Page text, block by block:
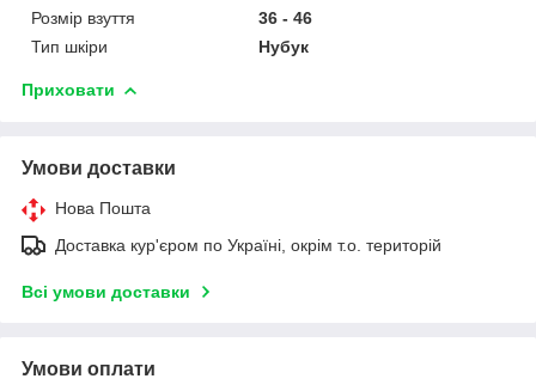
Розмір взуття
36 - 46
Тип шкіри
Нубук
Приховати
Умови доставки
Нова Пошта
Доставка кур'єром по Україні, окрім т.о. територій
Всі умови доставки
Умови оплати